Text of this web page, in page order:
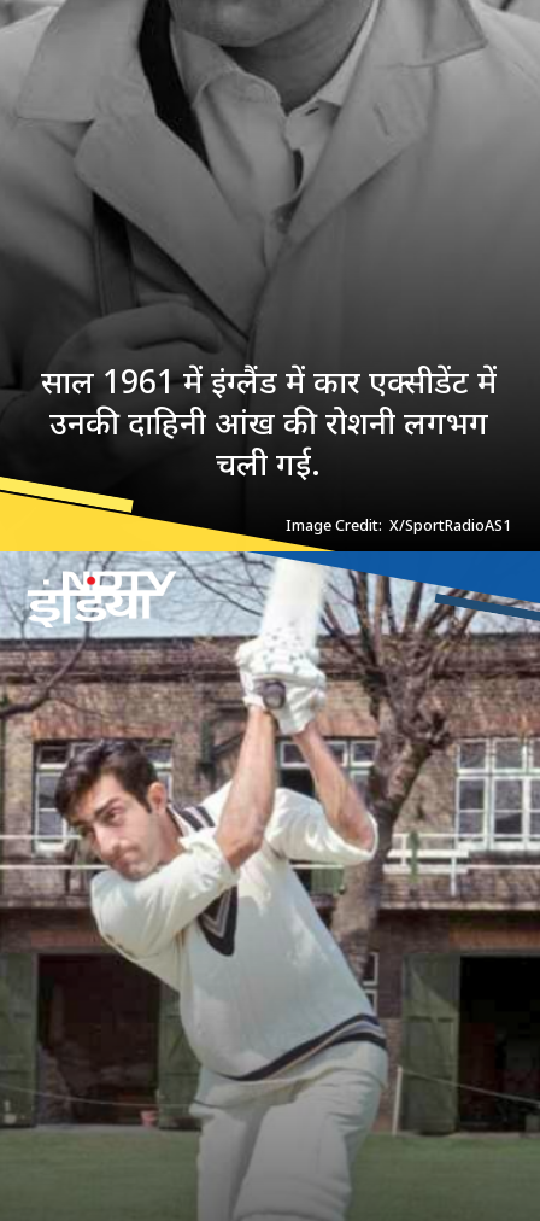
साल 1961 में इंग्लैंड में कार एक्सीडेंट में
उनकी दाहिनी आंख की रोशनी लगभग
चली गई.
Image Credit: X/SportRadioAS1